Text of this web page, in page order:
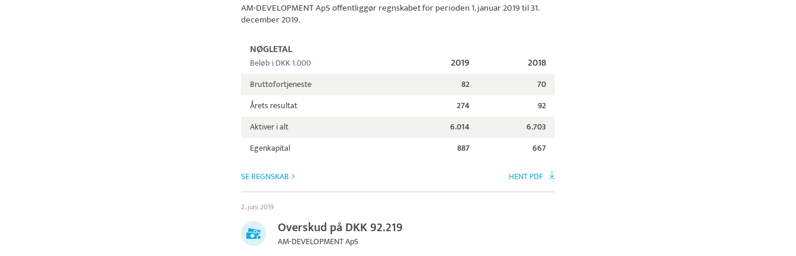
AM-DEVELOPMENT ApSoffentliggør regnskabet for perioden 1. januar 2019 til 31.
december 2019.
NØGLETAL
Beløb i DKK 1.000 2019 2018
Bruttofortjeneste 82
70
Årets resultat
274
92
Aktiver i alt
6.014
6.703
Egenkapital
887 667
SE REGNSKAB HENT PDF
2. juni 2019
Overskud på DKK 92.219
AM-DEVELOPMENT ApS